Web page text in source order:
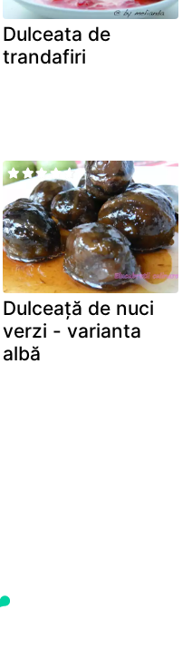
Dulceata de
trandafiri
Dulceață de nuci
verzi - varianta
albă